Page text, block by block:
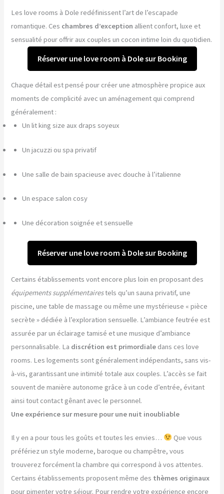
Les love rooms à Dole redéfinissent l’art de l’escapade
romantique. Ces chambres d’exception allient confort, luxe et
sensualité pour offrir aux couples un cocon intime loin du quotidien.
Réserver une love room à Dole sur Booking
Chaque détail est pensé pour créer une atmosphère propice aux
moments de complicité avec un aménagement qui comprend
généralement :
Un lit king size aux draps soyeux
Un jacuzzi ou spa privatif
Une salle de bain spacieuse avec douche à l’italienne
Un espace salon cosy
Une décoration soignée et sensuelle
Réserver une love room à Dole sur Booking
Certains établissements vont encore plus loin en proposant des
équipements supplémentairestels qu’un sauna privatif, une
piscine, une table de massage ou même une mystérieuse « pièce
secrète » dédiée à l’exploration sensuelle. L’ambiance feutrée est
assurée par un éclairage tamisé et une musique d’ambiance
personnalisable. La discrétion est primordiale dans ces love
rooms. Les logements sont généralement indépendants, sans vis-
à-vis, garantissant une intimité totale aux couples. L’accès se fait
souvent de manière autonome grâce à un code d’entrée, évitant
ainsi tout contact gênant avec le personnel.
Une expérience sur mesure pour une nuit inoubliable
Il y en a pour tous les goûts et toutes les envies…
Que vous
préfériez un style moderne, baroque ou champêtre, vous
trouverez forcément la chambre qui correspond à vos attentes.
Certains établissements proposent même des thèmes originaux
pour pimenter votre séjour. Pour rendre votre expérience encore